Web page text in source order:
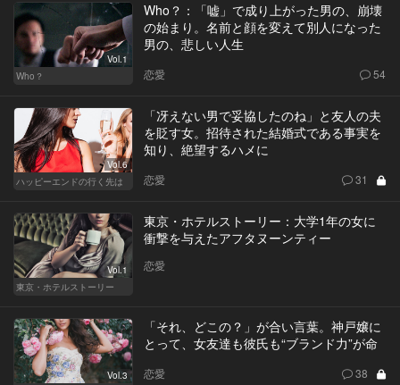
Vol.1
Who？
Who？：「嘘」で成り上がった男の、崩壊
の始まり。名前と顔を変えて別人になった
男の、悲しい人生
恋愛 54
Vol.6
ハッピーエンドの行く先は
「冴えない男で妥協したのね」と友人の夫
を貶す女。招待された結婚式である事実を
知り、絶望するハメに
恋愛 31
Vol.1
東京・ホテルストーリー
東京・ホテルストーリー：大学1年の女に
衝撃を与えたアフタヌーンティー
恋愛
Vol.3
「それ、どこの？」が合い言葉。神戸嬢に
とって、女友達も彼氏も“ブランド力”が命
恋愛 38